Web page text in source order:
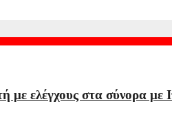
ελέγχους στα σύνορα με